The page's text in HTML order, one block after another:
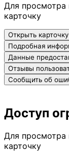
Для просмотра
карточку
Открыть карточку
Подробная
Данные
Отзывы
Сообщить об
Доступ
Для просмотра
карточку